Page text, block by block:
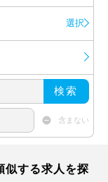
選択
検索
含まない
似する求人を探